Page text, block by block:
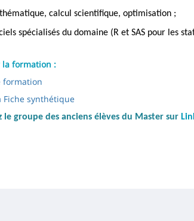
calcul scientifique, optimisation ;
spécialisés du domaine (R et SAS pour les
la formation :
formation
Fiche synthétique
groupe des anciens élèves du Master sur